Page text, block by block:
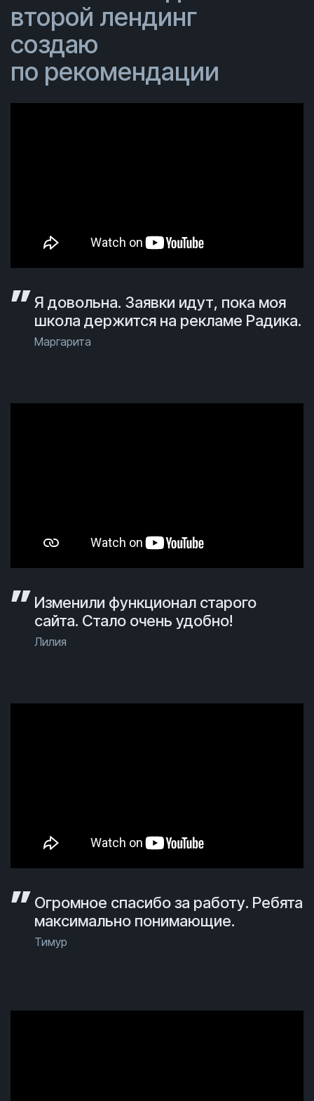
второй лендинг
создаю
по рекомендации
Я довольна. Заявки идут, пока моя
школа держится на рекламе Радика.
Маргарита
Изменили функционал старого
сайта. Стало очень удобно!
Лилия
Огромное спасибо за работу. Ребята
максимально понимающие.
Тимур